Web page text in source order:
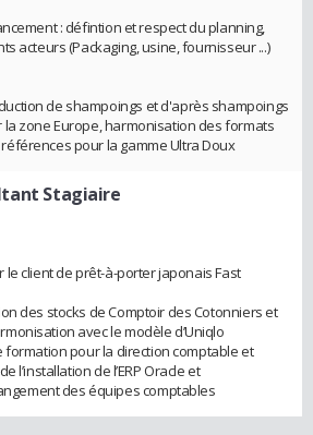
: défintion et respect du planning,
acteurs (Packaging, usine, fournisseur ...)
de shampoings et d'après shampoings
zone Europe, harmonisation des formats
pour la gamme Ultra Doux
Stagiaire
le client de prêt-à-porter japonais Fast
des stocks de Comptoir des Cotonniers et
avec le modèle d’Uniqlo
pour la direction comptable et
l’installation de l’ERP Oracle et
des équipes comptables